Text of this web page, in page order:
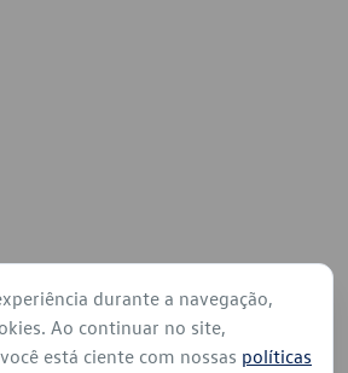
durante a navegação,
Ao continuar no site,
está ciente com nossas políticas